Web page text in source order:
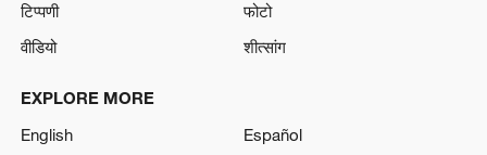
टिप्पणी
फोटो
वीडियो
शीत्सांग
EXPLORE MORE
English
Español